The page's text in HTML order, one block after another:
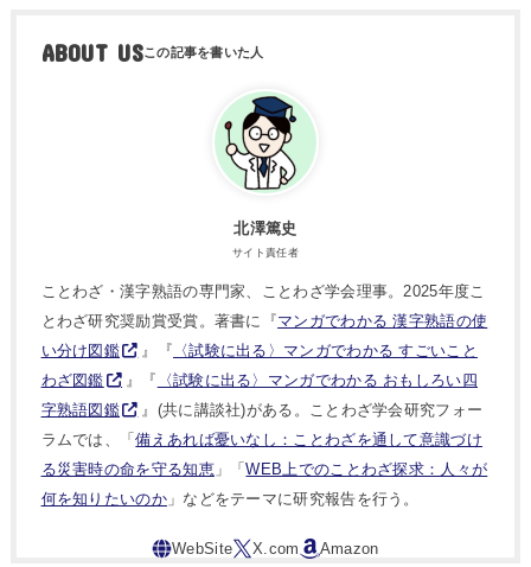
ABOUT US
北澤篤史
サイト責任者
ことわざ・漢字熟語の専門家、ことわざ学会理事。2025年度こ
とわざ研究奨励賞受賞。著書に『マンガでわかる 漢字熟語の使
い分け図鑑
』『 〈試験に出る〉マンガでわかる すごいこと
わざ図鑑
』『
〈試験に出る〉マンガでわかる おもしろい四
字熟語図鑑
』(共に講談社)がある。ことわざ学会研究フォー
ラムでは、「備えあれば憂いなし：ことわざを通して意識づけ
る災害時の命を守る知恵」「WEB上でのことわざ探求：人々が
何を知りたいのか」などをテーマに研究報告を行う。